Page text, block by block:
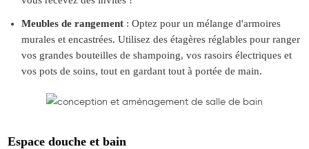
Meubles de rangement : Optez pour un mélange d'armoires
murales et encastrées. Utilisez des étagères réglables pour ranger
vos grandes bouteilles de shampoing, vos rasoirs électriques et
vos pots de soins, tout en gardant tout à portée de main.
Espace douche et bain